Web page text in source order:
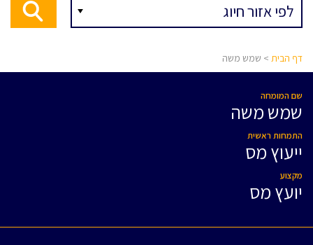
דף הבית > שמש משה
שם המומחה
שמש משה
התמחות ראשית
ייעוץ מס
מקצוע
יועץ מס